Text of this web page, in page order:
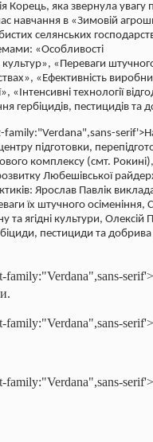
Корець, яка звернула увагу
навчання в «Зимовій
селянських
«Особливості
«Переваги
«Ефективність
«Інтенсивні технології
гербіцидів, пестицидів та
підготовки,
комплексу (смт. Рокині),
Любешівської
Ярослав Павлік
їх штучного осіменіння,
ягідні культури, Олексій
пестициди та
family:"Verdana",sans-
family:"Verdana",sans-serif'>
family:"Verdana",sans-